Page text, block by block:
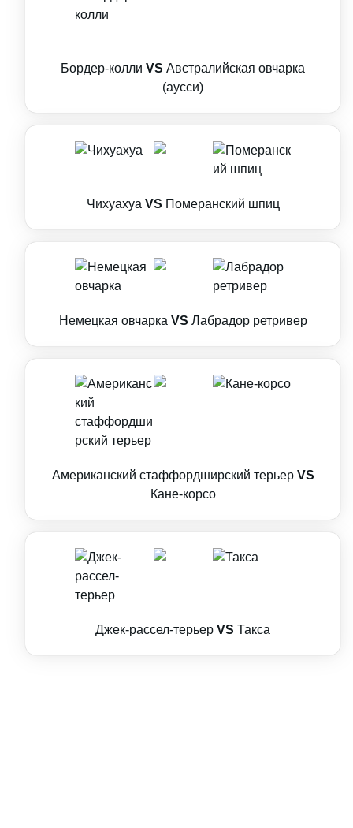
Бордер-колли VS Австралийская овчарка
(аусси)
Чихуахуа VS Померанский шпиц
Немецкая овчарка VS Лабрадор ретривер
Американский стаффордширский терьер VS
Кане-корсо
Джек-рассел-терьер VS Такса